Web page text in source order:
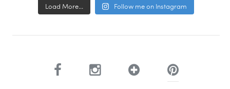
Load More... Follow me on Instagram